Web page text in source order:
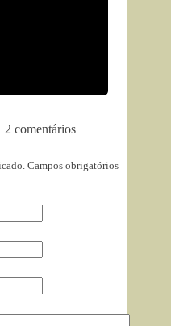
2 comentários
Campos obrigatórios